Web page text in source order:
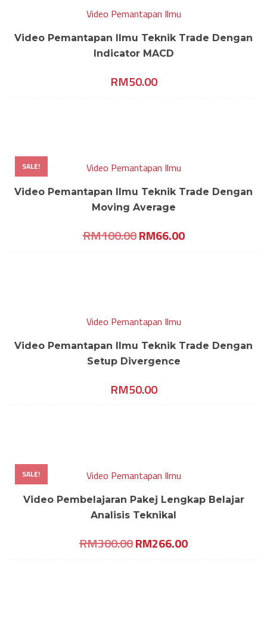
Video Pemantapan Ilmu
Video Pemantapan Ilmu Teknik Trade Dengan
Indicator MACD
RM50.00
SALE! Video Pemantapan Ilmu
Video Pemantapan Ilmu Teknik Trade Dengan
Moving Average
RM100.00Original
RM66.00Current
Video Pemantapan Ilmu
Video Pemantapan Ilmu Teknik Trade Dengan
Setup Divergence
RM50.00
SALE! Video Pemantapan Ilmu
Video Pembelajaran Pakej Lengkap Belajar
Analisis Teknikal
RM300.00Original
RM266.00Current